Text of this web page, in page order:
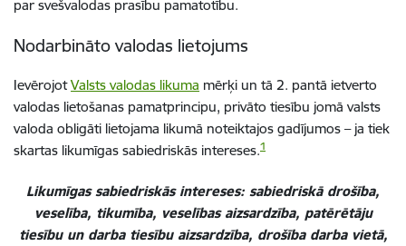
par svešvalodas prasību pamatotību.
Nodarbināto valodas lietojums
IevērojotValsts valodas likuma mērķi un tā 2. pantā ietverto
valodas lietošanas pamatprincipu, privāto tiesību jomā valsts
valoda obligāti lietojama likumā noteiktajos gadījumos – ja tiek
skartas likumīgas sabiedriskās intereses.1
Likumīgas sabiedriskās intereses: sabiedriskā drošība,
veselība, tikumība, veselības aizsardzība, patērētāju
tiesību un darba tiesību aizsardzība, drošība darba vietā,